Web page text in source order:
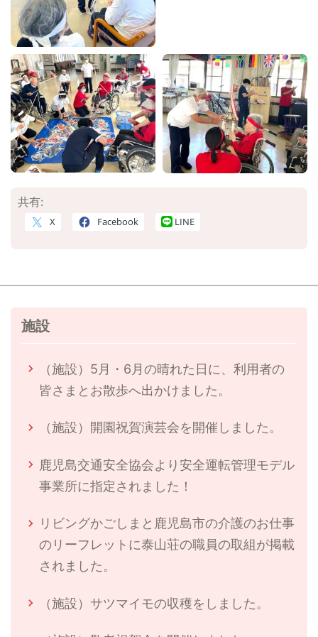
共有:
X Facebook LINE
施設
（施設）5月・6月の晴れた日に、利用者の
皆さまとお散歩へ出かけました。
（施設）開園祝賀演芸会を開催しました。
鹿児島交通安全協会より安全運転管理モデル
事業所に指定されました！
リビングかごしまと鹿児島市の介護のお仕事
のリーフレットに泰山荘の職員の取組が掲載
されました。
（施設）サツマイモの収穫をしました。